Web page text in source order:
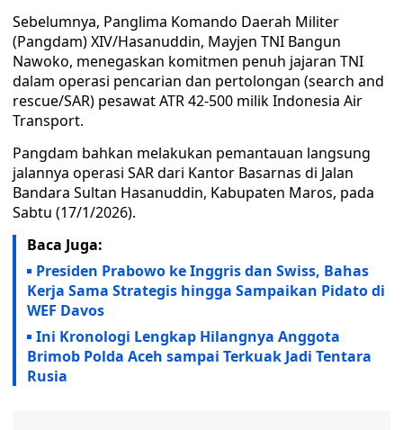
Sebelumnya, Panglima Komando Daerah Militer
(Pangdam) XIV/Hasanuddin, Mayjen TNI Bangun
Nawoko, menegaskan komitmen penuh jajaran TNI
dalam operasi pencarian dan pertolongan (search and
rescue/SAR) pesawat ATR 42-500 milik Indonesia Air
Transport.
Pangdam bahkan melakukan pemantauan langsung
jalannya operasi SAR dari Kantor Basarnas di Jalan
Bandara Sultan Hasanuddin, Kabupaten Maros, pada
Sabtu (17/1/2026).
Baca Juga:
Presiden Prabowo ke Inggris dan Swiss, Bahas
Kerja Sama Strategis hingga Sampaikan Pidato di
WEF Davos
Ini Kronologi Lengkap Hilangnya Anggota
Brimob Polda Aceh sampai Terkuak Jadi Tentara
Rusia